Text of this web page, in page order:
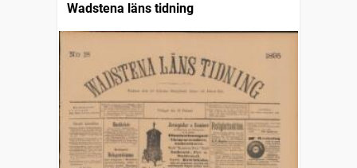
Wadstena läns tidning